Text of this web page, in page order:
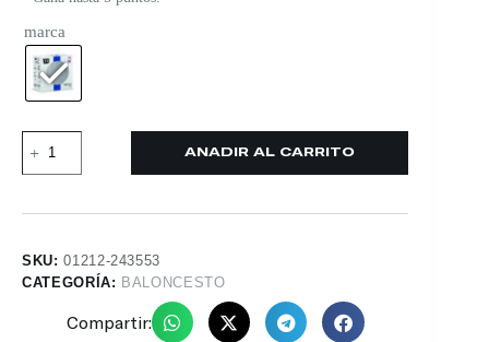
marca
AÑADIR AL CARRITO
SKU:01212-243553
CATEGORÍA: BALONCESTO
Compartir: